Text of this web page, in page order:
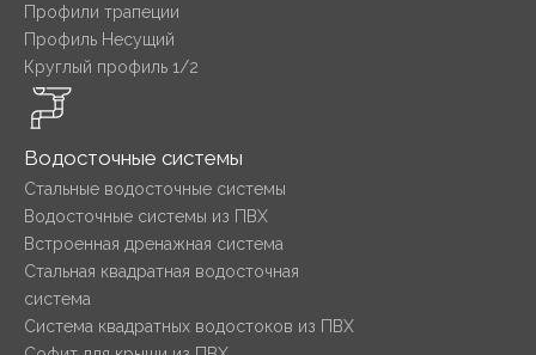
Профили трапеции
Профиль Несущий
Круглый профиль 1/2
Водосточные системы
Стальные водосточные системы
Водосточные системы из ПВХ
Встроенная дренажная система
Стальная квадратная водосточная
система
Система квадратных водостоков из ПВХ